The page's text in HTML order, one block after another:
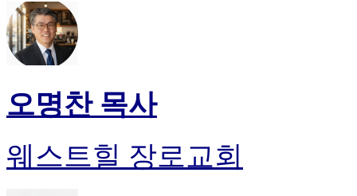
오명찬 목사
웨스트힐 장로교회